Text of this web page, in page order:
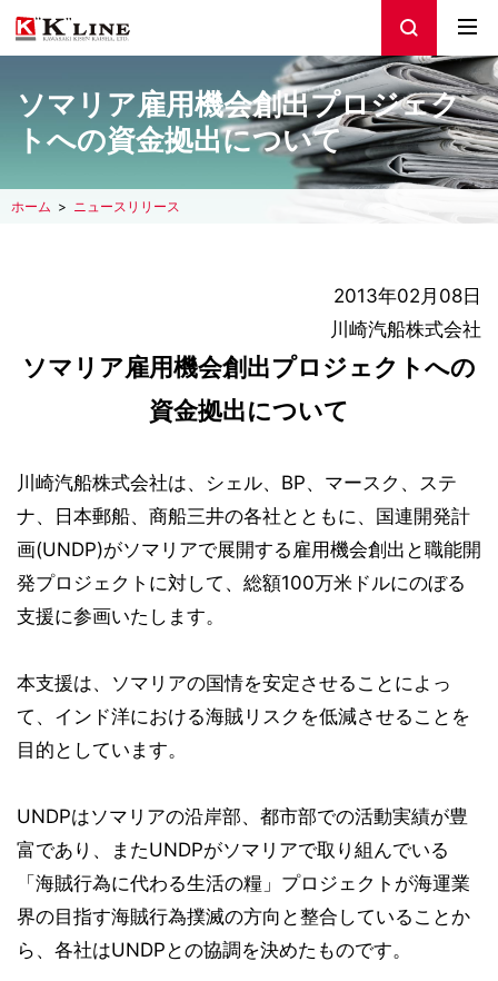
ソマリア雇用機会創出プロジェク
トへの資金拠出について
ホーム ニュースリリース
2013年02月08日
川崎汽船株式会社
ソマリア雇用機会創出プロジェクトへの
資金拠出について
川崎汽船株式会社は、シェル、BP、マースク、ステ
ナ、日本郵船、商船三井の各社とともに、国連開発計
画(UNDP)がソマリアで展開する雇用機会創出と職能開
発プロジェクトに対して、総額100万米ドルにのぼる
支援に参画いたします。
本支援は、ソマリアの国情を安定させることによっ
て、インド洋における海賊リスクを低減させることを
目的としています。
UNDPはソマリアの沿岸部、都市部での活動実績が豊
富であり、またUNDPがソマリアで取り組んでいる
「海賊行為に代わる生活の糧」プロジェクトが海運業
界の目指す海賊行為撲滅の方向と整合していることか
ら、各社はUNDPとの協調を決めたものです。